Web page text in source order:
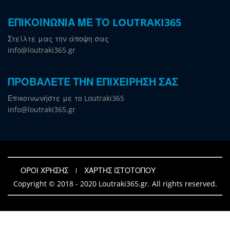
ΕΠΙΚΟΙΝΩΝΙΑ ΜΕ ΤΟ LOUTRAKI365
Στείλτε μας την άποψη σας
info@loutraki365.gr
ΠΡΟΒΑΛΕΤΕ ΤΗΝ ΕΠΙΧΕΙΡΗΣΗ ΣΑΣ
Επικοινωνήστε με το Loutraki365
info@loutraki365.gr
ΟΡΟΙ ΧΡΗΣΗΣ
ΧΑΡΤΗΣ ΙΣΤΟΤΟΠΟΥ
Copyright © 2018 - 2020 Loutraki365.gr. All rights reserved.